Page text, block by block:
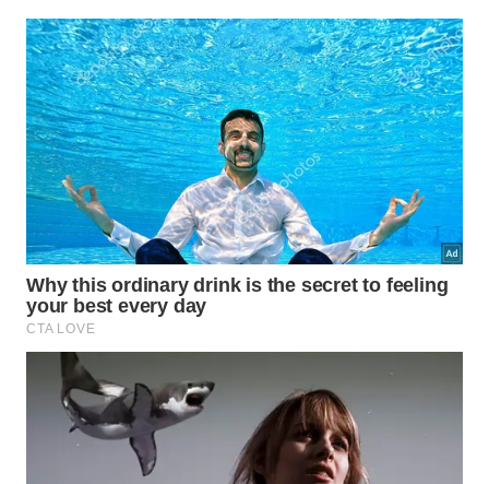
certo.
Local: Biblioteca Pública Viriato Corrêa